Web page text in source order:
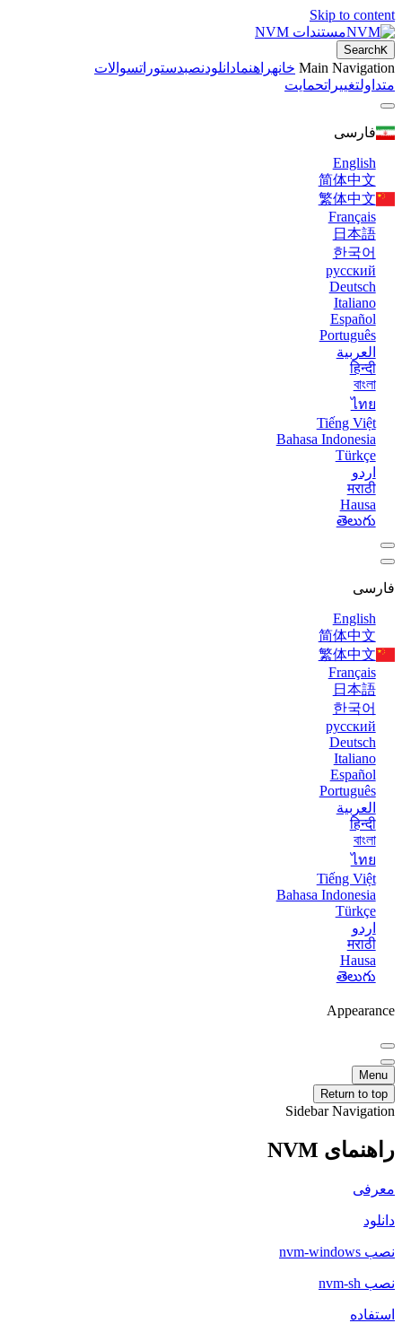
Skip to content
مستندات NVM
SearchK
Main Navigation خانهراهنمادانلودنصبدستوراتسوالات
متداولتغییراتحمایت
فارسی
English
简体中文
繁体中文
Français
日本語
한국어
русский
Deutsch
Italiano
Español
Português
العربية
हिन्दी
বাংলা
ไทย
Tiếng Việt
Bahasa Indonesia
Türkçe
اردو
मराठी
Hausa
తెలుగు
فارسی
English
简体中文
繁体中文
Français
日本語
한국어
русский
Deutsch
Italiano
Español
Português
العربية
हिन्दी
বাংলা
ไทย
Tiếng Việt
Bahasa Indonesia
Türkçe
اردو
मराठी
Hausa
తెలుగు
Appearance
Menu
Return to top
Sidebar Navigation
راهنمای NVM
معرفی
دانلود
نصب nvm-windows
نصب nvm-sh
استفاده